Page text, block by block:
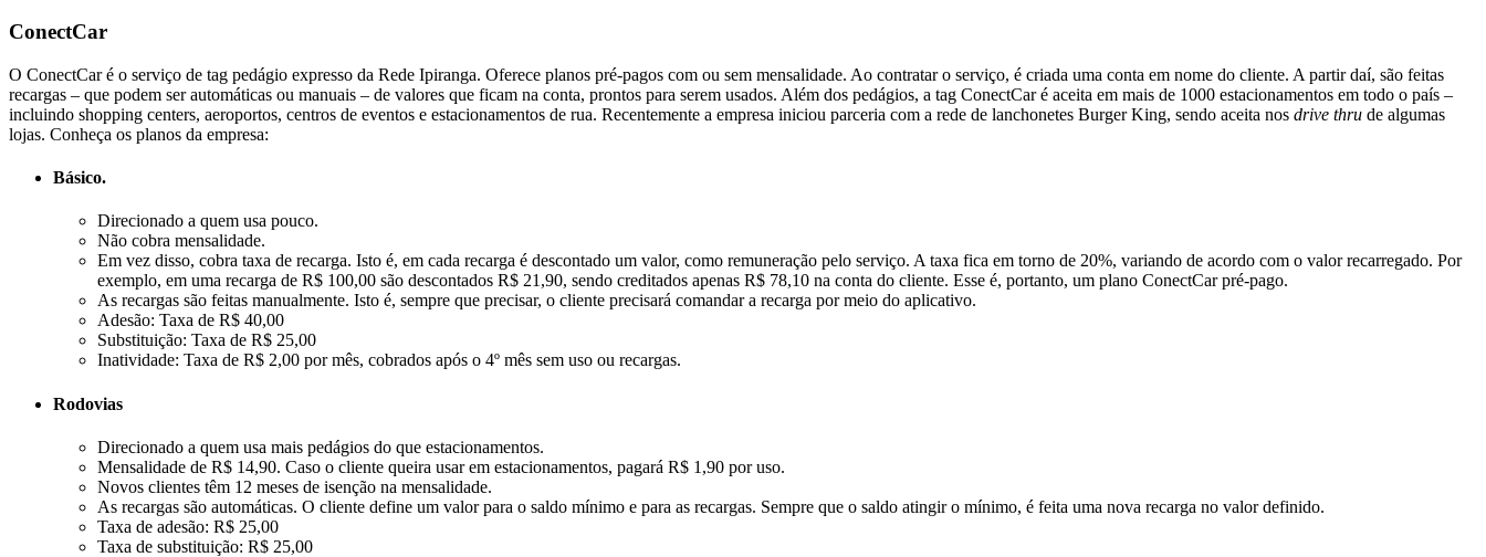
ConectCar
O ConectCar é o serviço de tag pedágio expresso da Rede Ipiranga. Oferece planos pré-pagos com ou sem mensalidade. Ao contratar o serviço, é criada uma conta em nome do cliente. A partir daí, são feitas
recargas – que podem ser automáticas ou manuais – de valores que ficam na conta, prontos para serem usados. Além dos pedágios, a tag ConectCar é aceita em mais de 1000 estacionamentos em todo o país –
incluindo shopping centers, aeroportos, centros de eventos e estacionamentos de rua. Recentemente a empresa iniciou parceria com a rede de lanchonetes Burger King, sendo aceita nos drive thru de algumas
lojas. Conheça os planos da empresa:
Básico.
Direcionado a quem usa pouco.
Não cobra mensalidade.
Em vez disso, cobra taxa de recarga. Isto é, em cada recarga é descontado um valor, como remuneração pelo serviço. A taxa fica em torno de 20%, variando de acordo com o valor recarregado. Por
exemplo, em uma recarga de R$ 100,00 são descontados R$ 21,90, sendo creditados apenas R$ 78,10 na conta do cliente. Esse é, portanto, um plano ConectCar pré-pago.
As recargas são feitas manualmente. Isto é, sempre que precisar, o cliente precisará comandar a recarga por meio do aplicativo.
Adesão: Taxa de R$ 40,00
Substituição: Taxa de R$ 25,00
Inatividade: Taxa de R$ 2,00 por mês, cobrados após o 4º mês sem uso ou recargas.
Rodovias
Direcionado a quem usa mais pedágios do que estacionamentos.
Mensalidade de R$ 14,90. Caso o cliente queira usar em estacionamentos, pagará R$ 1,90 por uso.
Novos clientes têm 12 meses de isenção na mensalidade.
As recargas são automáticas. O cliente define um valor para o saldo mínimo e para as recargas. Sempre que o saldo atingir o mínimo, é feita uma nova recarga no valor definido.
Taxa de adesão: R$ 25,00
Taxa de substituição: R$ 25,00